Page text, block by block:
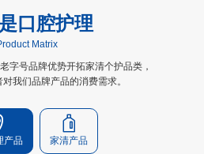
口腔护理
Matrix
字号品牌优势开拓家清个护品类，
我们品牌产品的消费需求。
产品 家清产品